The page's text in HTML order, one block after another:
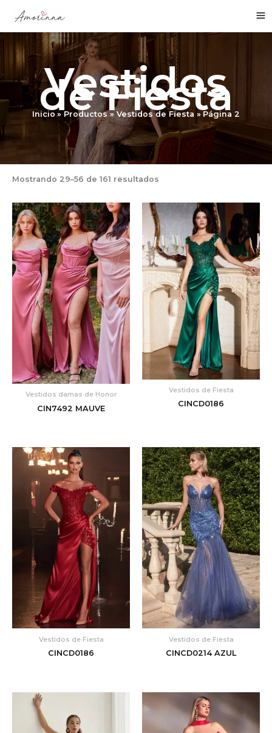
contenido
Vestidos
de Fiesta
Inicio Productos Vestidos de Fiesta Página 2
Mostrando 29–56 de 161 resultados
Vestidos damas de Honor
CIN7492 MAUVE
Vestidos de Fiesta
CINCD0186
Vestidos de Fiesta
CINCD0186
Vestidos de Fiesta
CINCD0214 AZUL